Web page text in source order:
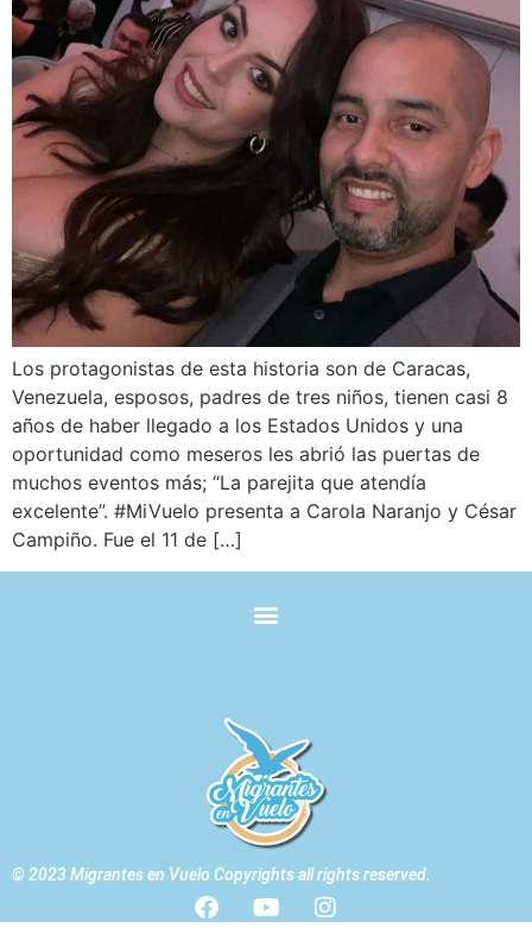
Los protagonistas de esta historia son de Caracas,
Venezuela, esposos, padres de tres niños, tienen casi 8
años de haber llegado a los Estados Unidos y una
oportunidad como meseros les abrió las puertas de
muchos eventos más; “La parejita que atendía
excelente”. #MiVuelo presenta a Carola Naranjo y César
Campiño. Fue el 11 de […]
© 2023 Migrantes en Vuelo Copyrights all rights reserved.